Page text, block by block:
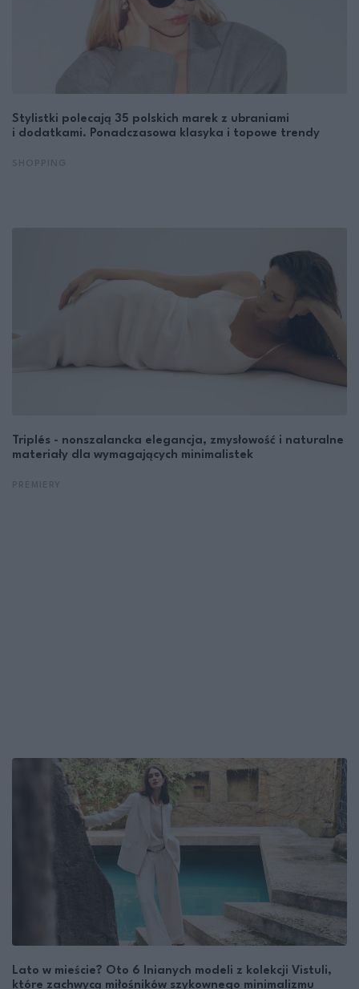
Stylistki polecają 35 polskich marek z ubraniami
i dodatkami. Ponadczasowa klasyka i topowe trendy
Triplés - nonszalancka elegancja, zmysłowość i naturalne
materiały dla wymagających minimalistek
Lato w mieście? Oto 6 lnianych modeli z kolekcji Vistuli,
które zachwycą miłośników szykownego minimalizmu